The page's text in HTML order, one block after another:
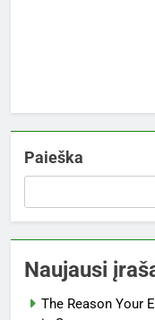
Paieška
Naujausi
The Reason Your